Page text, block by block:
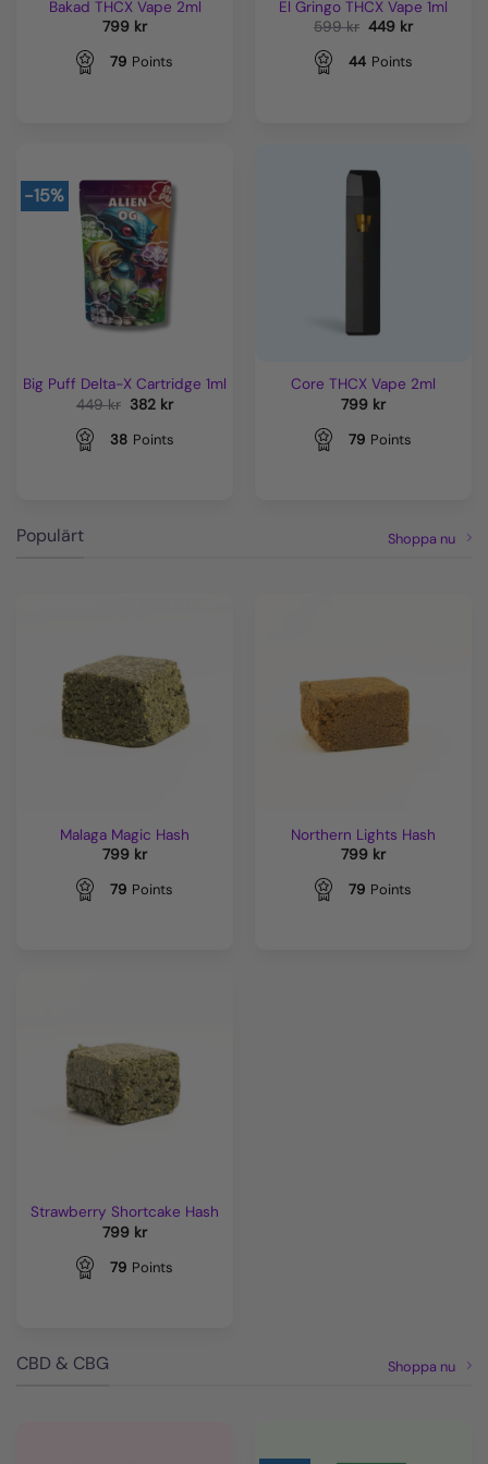
Bakad THCX Vape 2ml
799 kr
79 Points
El Gringo THCX Vape 1ml
599kr Det
priset
var:
449 krDet
44 Points
-15%
Big Puff Delta-X Cartridge 1ml
449kr Det
priset
var:
382 krDet
är:
38 Points
Core THCX Vape 2ml
799 kr
79 Points
Populärt Shoppa nu
Malaga Magic Hash
799 kr
79 Points
Northern Lights Hash
799 kr
79 Points
Strawberry Shortcake Hash
799 kr
79 Points
CBD & CBG Shoppa nu